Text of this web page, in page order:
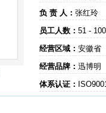
负 责 人： 张红玲
员工人数： 51 -
经营区域： 安徽省
经营品牌： 迅博明
体系认证：